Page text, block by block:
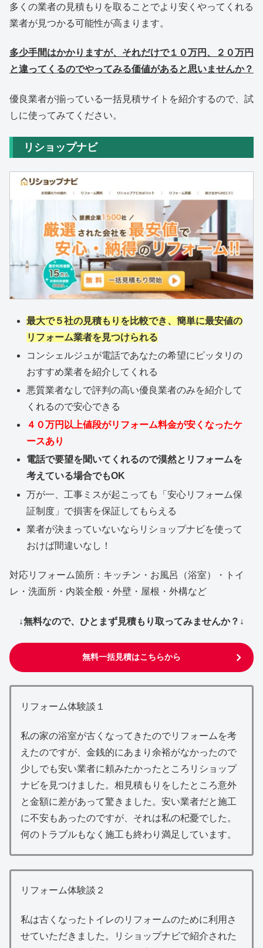
多くの業者の見積もりを取ることでより安くやってくれる
業者が見つかる可能性が高まります。
多少手間はかかりますが、それだけで１０万円、２０万円
と違ってくるのでやってみる価値があると思いませんか？
優良業者が揃っている一括見積サイトを紹介するので、試
しに使ってみてください。
リショップナビ
最大で５社の見積もりを比較でき、簡単に最安値の
リフォーム業者を見つけられる
コンシェルジュが電話であなたの希望にピッタリの
おすすめ業者を紹介してくれる
悪質業者なしで評判の高い優良業者のみを紹介して
くれるので安心できる
４０万円以上値段がリフォーム料金が安くなったケ
ースあり
電話で要望を聞いてくれるので漠然とリフォームを
考えている場合でもOK
万が一、工事ミスが起こっても「安心リフォーム保
証制度」で損害を保証してもらえる
業者が決まっていないならリショップナビを使って
おけば間違いなし！
対応リフォーム箇所：キッチン・お風呂（浴室）・トイ
レ・洗面所・内装全般・外壁・屋根・外構など
↓無料なので、ひとまず見積もり取ってみませんか？↓
無料一括見積はこちらから
リフォーム体験談１
私の家の浴室が古くなってきたのでリフォームを考
えたのですが、金銭的にあまり余裕がなかったので
少しでも安い業者に頼みたかったところリショップ
ナビを見つけました。相見積もりをしたところ意外
と金額に差があって驚きました。安い業者だと施工
に不安もあったのですが、それは私の杞憂でした。
何のトラブルもなく施工も終わり満足しています。
リフォーム体験談２
私は古くなったトイレのリフォームのために利用さ
せていただきました。リショップナビで紹介された